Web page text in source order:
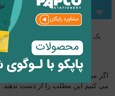
یک راه ساده برای سازماندهی برگه ها!
اگر می دانید دیوایدر چیست و با
می کنیم این مطلب را از دست ندهید.